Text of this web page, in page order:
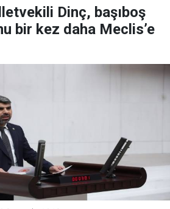
Dinç, başıboş
bir kez daha Meclis’e